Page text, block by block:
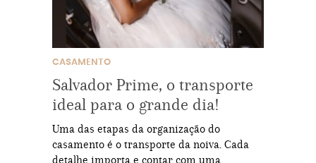
CASAMENTO
Salvador Prime, o transporte
ideal para o grande dia!
Uma das etapas da organização do
casamento é o transporte da noiva. Cada
detalhe importa e contar com uma